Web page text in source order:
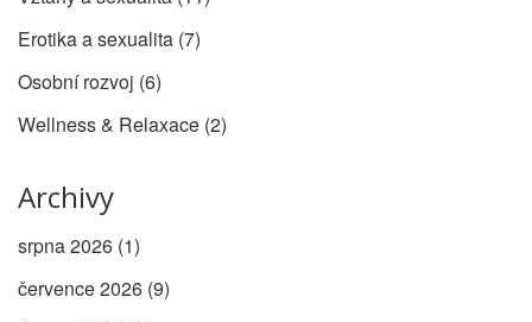
Erotika a sexualita (7)
Osobní rozvoj (6)
Wellness & Relaxace (2)
Archivy
srpna 2026 (1)
července 2026 (9)